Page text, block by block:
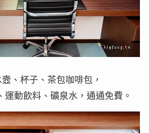
、杯子、茶包咖啡包，
運動飲料、礦泉水，通通免費。